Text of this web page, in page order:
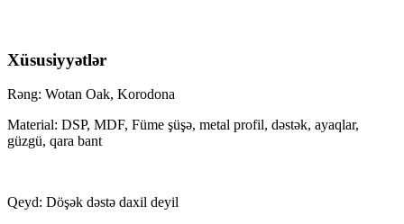
Xüsusiyyətlər
Rəng: Wotan Oak, Korodona
Material: DSP, MDF, Füme şüşə, metal profil, dəstək, ayaqlar,
güzgü, qara bant
Qeyd: Döşək dəstə daxil deyil